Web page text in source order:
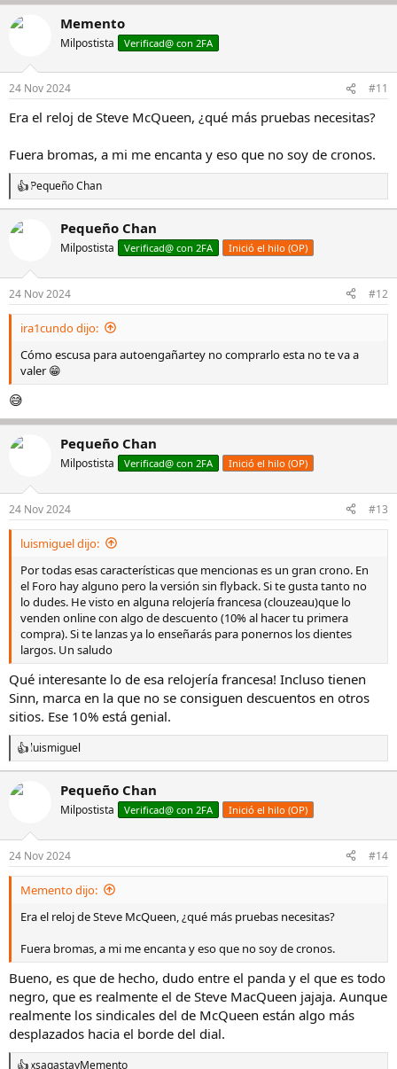
Memento
Milpostista Verificad@ con 2FA
24 Nov 2024 #11
Era el reloj de Steve McQueen, ¿qué más pruebas necesitas?
Fuera bromas, a mi me encanta y eso que no soy de cronos.
R
e
a
c
o
n
e
Pequeño Chan
Pequeño Chan
Milpostista Verificad@ con 2FA Inició el hilo (OP)
24 Nov 2024 #12
ira1cundo dijo:
Cómo escusa para autoengañartey no comprarlo esta no te va a
valer 😁
😅
Pequeño Chan
Milpostista Verificad@ con 2FA Inició el hilo (OP)
24 Nov 2024 #13
luismiguel dijo:
Por todas esas características que mencionas es un gran crono. En
el Foro hay alguno pero la versión sin flyback. Si te gusta tanto no
lo dudes. He visto en alguna relojería francesa (clouzeau)que lo
venden online con algo de descuento (10% al hacer tu primera
compra). Si te lanzas ya lo enseñarás para ponernos los dientes
largos. Un saludo
Qué interesante lo de esa relojería francesa! Incluso tienen
Sinn, marca en la que no se consiguen descuentos en otros
sitios. Ese 10% está genial.
R
e
a
c
o
n
e
luismiguel
Pequeño Chan
Milpostista Verificad@ con 2FA Inició el hilo (OP)
24 Nov 2024 #14
Memento dijo:
Era el reloj de Steve McQueen, ¿qué más pruebas necesitas?
Fuera bromas, a mi me encanta y eso que no soy de cronos.
Bueno, es que de hecho, dudo entre el panda y el que es todo
negro, que es realmente el de Steve MacQueen jajaja. Aunque
realmente los sindicales del de McQueen están algo más
desplazados hacia el borde del dial.
xsagastayMemento